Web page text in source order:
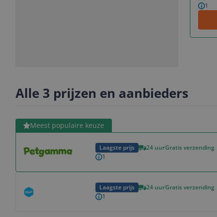
1
Alle 3 prijzen en aanbieders
Meest populaire keuze
Laagste prijs 24 uurGratis verzending
1
Bekijk product
Laagste prijs 24 uurGratis verzending
1